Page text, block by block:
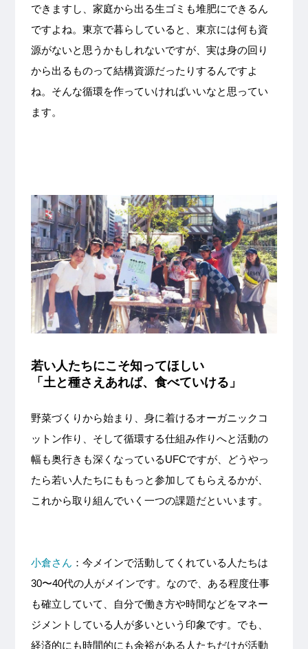
できますし、家庭から出る生ゴミも堆肥にできるん
ですよね。東京で暮らしていると、東京には何も資
源がないと思うかもしれないですが、実は身の回り
から出るものって結構資源だったりするんですよ
ね。そんな循環を作っていければいいなと思ってい
ます。
若い人たちにこそ知ってほしい
「土と種さえあれば、食べていける」
野菜づくりから始まり、身に着けるオーガニックコ
ットン作り、そして循環する仕組み作りへと活動の
幅も奥行きも深くなっているUFCですが、どうやっ
たら若い人たちにももっと参加してもらえるかが、
これから取り組んでいく一つの課題だといいます。
小倉さん ：今メインで活動してくれている人たちは
30〜40代の人がメインです。なので、ある程度仕事
も確立していて、自分で働き方や時間などをマネー
ジメントしている人が多いという印象です。でも、
経済的にも時間的にも余裕がある人たちだけが活動